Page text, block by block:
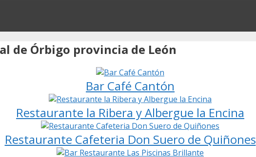
de Órbigo provincia de León
Bar Café Cantón
Restaurante la Ribera y Albergue la Encina
Restaurante Cafeteria Don Suero de Quiñones